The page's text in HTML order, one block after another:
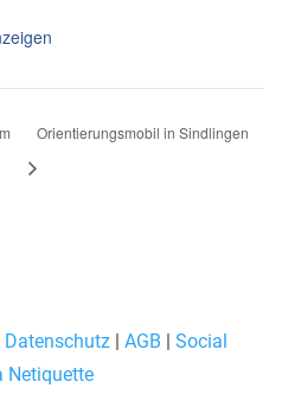
Orientierungsmobil in Sindlingen
Datenschutz| AGB | Social
Netiquette